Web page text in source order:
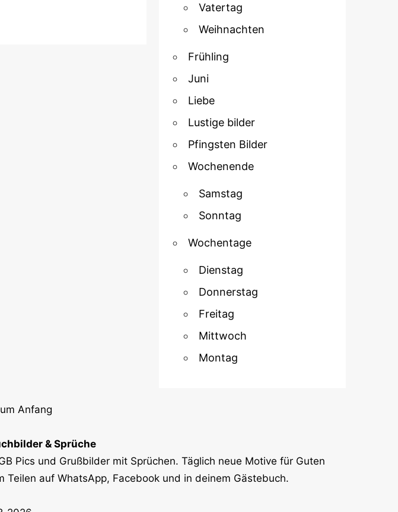
Vatertag
Weihnachten
Frühling
Juni
Liebe
Lustige bilder
Pfingsten Bilder
Wochenende
Samstag
Sonntag
Wochentage
Dienstag
Donnerstag
Freitag
Mittwoch
Montag
Anfang
& Sprüche
Pics und Grußbilder mit Sprüchen. Täglich neue Motive für Guten
auf WhatsApp, Facebook und in deinem Gästebuch.